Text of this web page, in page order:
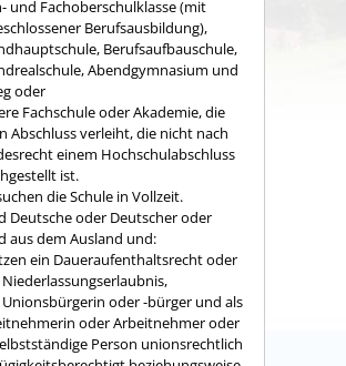
und Fachoberschulklasse (mit
Berufsausbildung),
Berufsaufbauschule,
Abendgymnasium und
oder
Fachschule oder Akademie, die
Abschluss verleiht, die nicht nach
einem Hochschulabschluss
ist.
die Schule in Vollzeit.
Deutsche oder Deutscher oder
aus dem Ausland und:
ein Daueraufenthaltsrecht oder
oder -bürger und als
oder Arbeitnehmer oder
Person unionsrechtlich